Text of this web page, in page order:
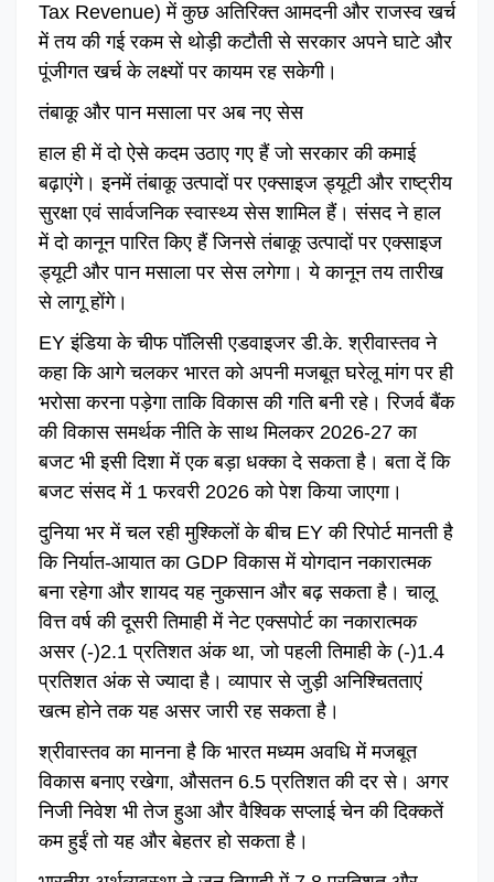
Tax Revenue) में कुछ अतिरिक्त आमदनी और राजस्व खर्च
में तय की गई रकम से थोड़ी कटौती से सरकार अपने घाटे और
पूंजीगत खर्च के लक्ष्यों पर कायम रह सकेगी।
तंबाकू और पान मसाला पर अब नए सेस
हाल ही में दो ऐसे कदम उठाए गए हैं जो सरकार की कमाई
बढ़ाएंगे। इनमें तंबाकू उत्पादों पर एक्साइज ड्यूटी और राष्ट्रीय
सुरक्षा एवं सार्वजनिक स्वास्थ्य सेस शामिल हैं। संसद ने हाल
में दो कानून पारित किए हैं जिनसे तंबाकू उत्पादों पर एक्साइज
ड्यूटी और पान मसाला पर सेस लगेगा। ये कानून तय तारीख
से लागू होंगे।
EY इंडिया के चीफ पॉलिसी एडवाइजर डी.के. श्रीवास्तव ने
कहा कि आगे चलकर भारत को अपनी मजबूत घरेलू मांग पर ही
भरोसा करना पड़ेगा ताकि विकास की गति बनी रहे। रिजर्व बैंक
की विकास समर्थक नीति के साथ मिलकर 2026-27 का
बजट भी इसी दिशा में एक बड़ा धक्का दे सकता है। बता दें कि
बजट संसद में 1 फरवरी 2026 को पेश किया जाएगा।
दुनिया भर में चल रही मुश्किलों के बीच EY की रिपोर्ट मानती है
कि निर्यात-आयात का GDP विकास में योगदान नकारात्मक
बना रहेगा और शायद यह नुकसान और बढ़ सकता है। चालू
वित्त वर्ष की दूसरी तिमाही में नेट एक्सपोर्ट का नकारात्मक
असर (-)2.1 प्रतिशत अंक था, जो पहली तिमाही के (-)1.4
प्रतिशत अंक से ज्यादा है। व्यापार से जुड़ी अनिश्चितताएं
खत्म होने तक यह असर जारी रह सकता है।
श्रीवास्तव का मानना है कि भारत मध्यम अवधि में मजबूत
विकास बनाए रखेगा, औसतन 6.5 प्रतिशत की दर से। अगर
निजी निवेश भी तेज हुआ और वैश्विक सप्लाई चेन की दिक्कतें
कम हुईं तो यह और बेहतर हो सकता है।